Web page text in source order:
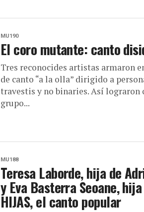
MU190
El coro mutante: canto
Tres reconocides artistas armaron
de canto “a la olla” dirigido a
travestis y no binaries. Así lograron
grupo...
MU188
Teresa Laborde, hija de
y Eva Basterra Seoane,
HIJAS, el canto popular